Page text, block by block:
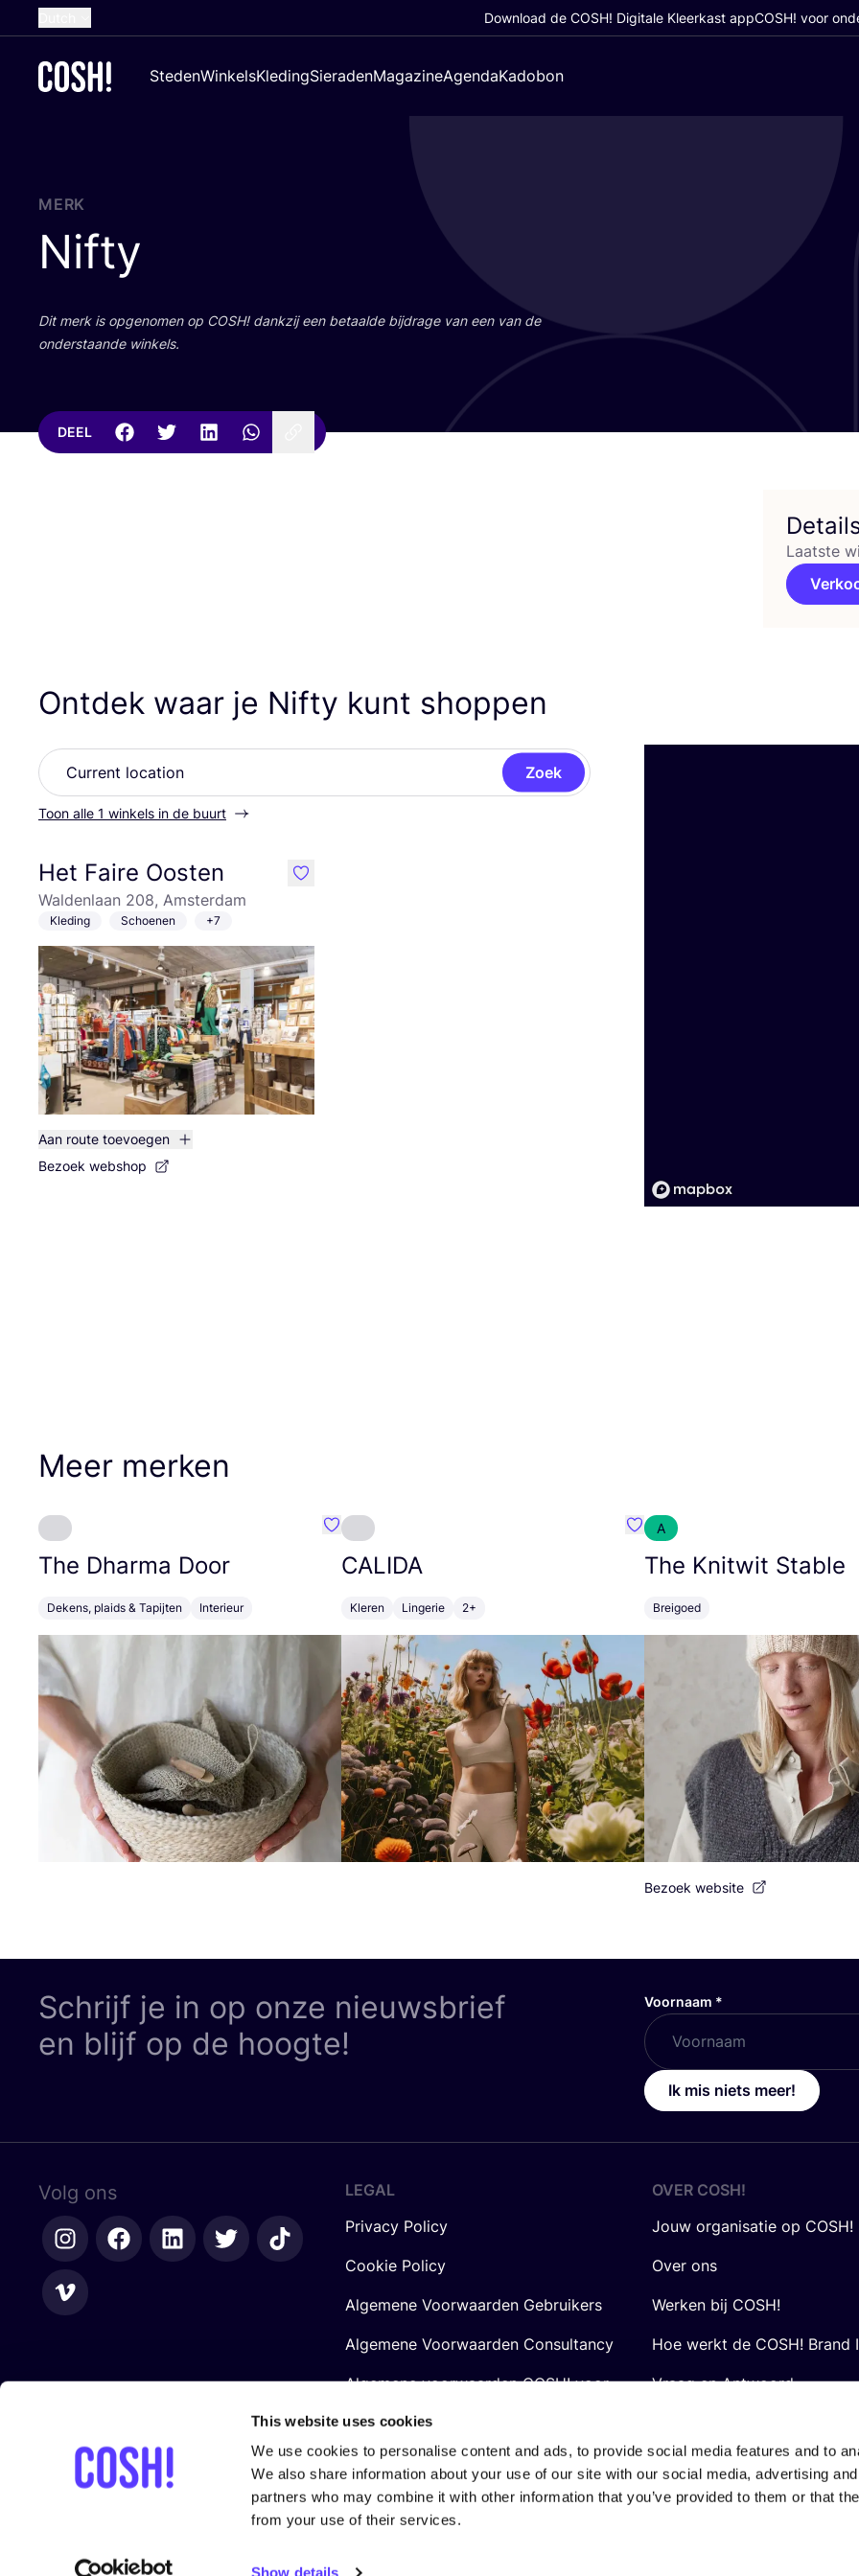
This website uses cookies
We use cookies to personalise content and ads, to provide social media features and to
We also share information about your use of our site with our social media, advertising
partners who may combine it with other information that you’ve provided to them or that
from your use of their services.
Show details
French
Croatian
Download de COSH! Digitale Kleerkast appCOSH! voor
StedenWinkelsKledingSieradenMagazineAgendaKadobon
MERK
Nifty
Dit merk is opge­no­men op COSH! dank­zij een betaal­de bij­dra­ge van een van de
onder­staan­de winkels.
DEEL
Laatste
Ontdek waar je Nifty kunt shoppen
Zoek
Toon alle 1 winkels in de buurt
Het Faire Oosten
Waldenlaan 208, Amsterdam
Kleding Schoenen +7
Aan route toevoegen
Bezoek webshop
like
Meer merken
The Dharma Door
Dekens, plaids & Tapijten Interieur
Favoriete {naam}
CALIDA
Kleren Lingerie 2+
Favoriete {naam}
A
The Knitwit Stable
Breigoed
Bezoek website
Schrijf je in op onze nieuwsbrief
en blijf op de hoogte!
Voornaam *
Ik mis niets meer!
Volg ons
LEGAL
Privacy Policy
Cookie Policy
Algemene Voorwaarden Gebruikers
Algemene Voorwaarden Consultancy
Algemene voorwaarden COSH! voor
OVER COSH!
Jouw organisatie op COSH!
Over ons
Werken bij COSH!
Hoe werkt de COSH! Brand
Vraag en Antwoord